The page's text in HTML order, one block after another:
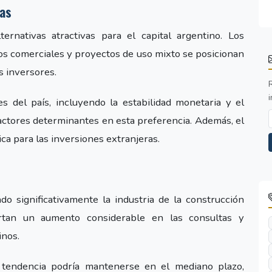
atractivas para el capital argentino. Los
comerciales y proyectos de uso mixto se posicionan
inversores.
del país, incluyendo la estabilidad monetaria y el
determinantes en esta preferencia. Además, el
para las inversiones extranjeras.
significativamente la industria de la construcción
un aumento considerable en las consultas y
podría mantenerse en el mediano plazo,